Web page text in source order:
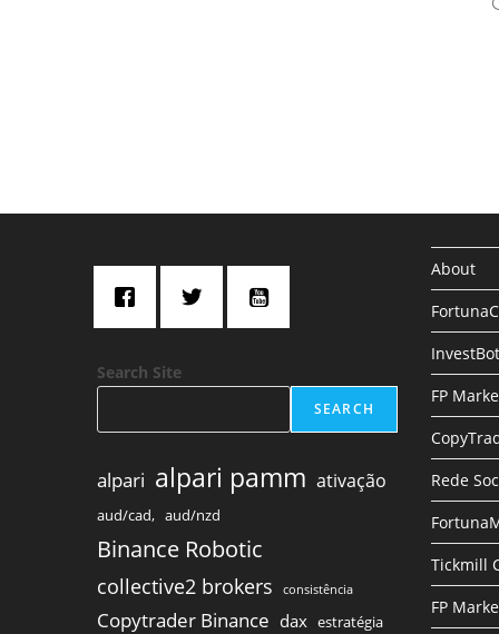
Search Site
SEARCH
alpari alpari pamm ativação
aud/cad, aud/nzd
Binance Robotic
collective2 brokers consistência
Copytrader Binance dax estratégia
About
FP
Rede
Tickmill
FP